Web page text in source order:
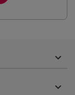

